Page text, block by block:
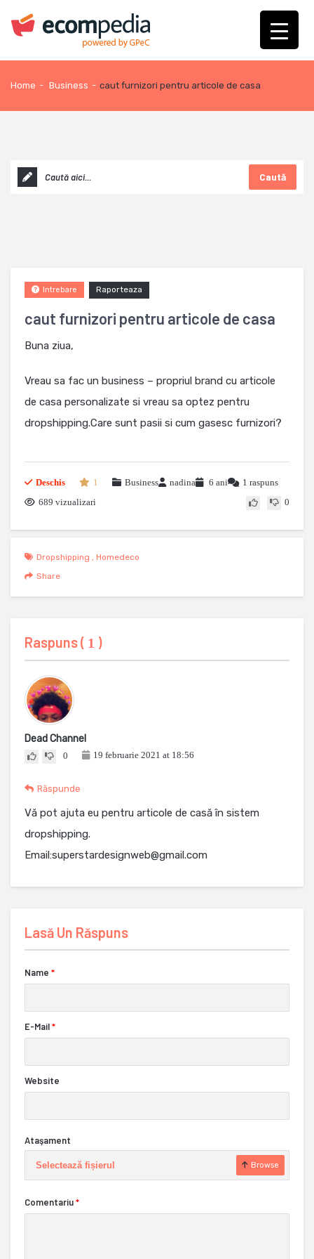
Home - Business - caut furnizori pentru articole de casa
Caută
caut furnizori pentru articole de casa
Raporteaza
Intrebare
Buna ziua,
Vreau sa fac un business – propriul brand cu articole
de casa personalizate si vreau sa optez pentru
dropshipping.Care sunt pasii si cum gasesc furnizori?
Deschis 1 Business nadina 6 ani
1 raspuns
689 vizualizari
0
Dropshipping , Homedeco
Share
Raspuns ( 1 )
Dead Channel
0 19 februarie 2021 at 18:56
Răspunde
Vă pot ajuta eu pentru articole de casă în sistem
dropshipping.
Email:superstardesignweb@gmail.com
Lasă Un Răspuns
Name *
E-Mail*
Website
Ataşament
Selectează fișierul Browse
Comentariu*